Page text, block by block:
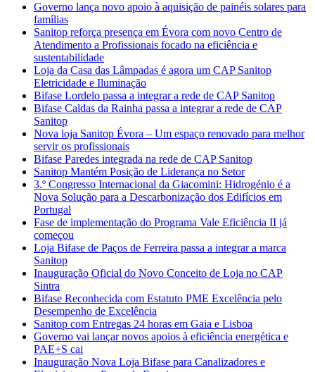
Governo lança novo apoio à aquisição de painéis solares para
famílias
Sanitop reforça presença em Évora com novo Centro de
Atendimento a Profissionais focado na eficiência e
sustentabilidade
Loja da Casa das Lâmpadas é agora um CAP Sanitop
Eletricidade e Iluminação
Bifase Lordelo passa a integrar a rede de CAP Sanitop
Bifase Caldas da Rainha passa a integrar a rede de CAP
Sanitop
Nova loja Sanitop Évora – Um espaço renovado para melhor
servir os profissionais
Bifase Paredes integrada na rede de CAP Sanitop
Sanitop Mantém Posição de Liderança no Setor
3.º Congresso Internacional da Giacomini: Hidrogénio é a
Nova Solução para a Descarbonização dos Edifícios em
Portugal
Fase de implementação do Programa Vale Eficiência II já
começou
Loja Bifase de Paços de Ferreira passa a integrar a marca
Sanitop
Inauguração Oficial do Novo Conceito de Loja no CAP
Sintra
Bifase Reconhecida com Estatuto PME Excelência pelo
Desempenho de Excelência
Sanitop com Entregas 24 horas em Gaia e Lisboa
Governo vai lançar novos apoios à eficiência energética e
PAE+S cai
Inauguração Nova Loja Bifase para Canalizadores e